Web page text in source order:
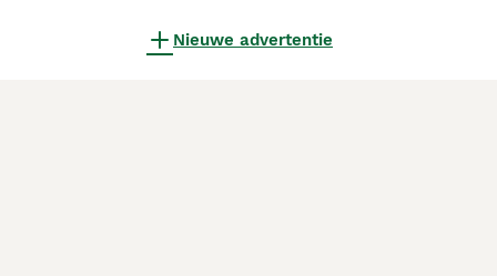
Nieuwe advertentie